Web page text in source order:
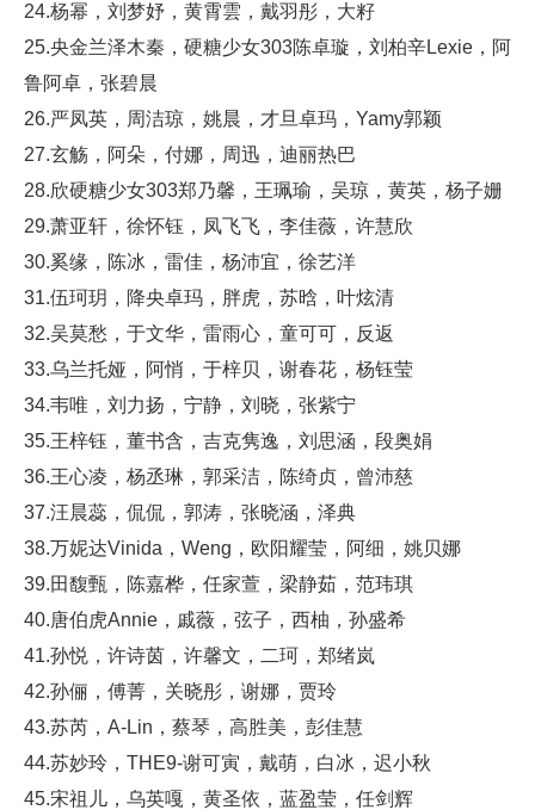
24.杨幂，刘梦妤，黄霄雲，戴羽彤，大籽
25.央金兰泽木秦，硬糖少女303陈卓璇，刘柏辛Lexie，阿
鲁阿卓，张碧晨
26.严凤英，周洁琼，姚晨，才旦卓玛，Yamy郭颖
27.玄觞，阿朵，付娜，周迅，迪丽热巴
28.欣硬糖少女303郑乃馨，王珮瑜，吴琼，黄英，杨子姗
29.萧亚轩，徐怀钰，凤飞飞，李佳薇，许慧欣
30.奚缘，陈冰，雷佳，杨沛宜，徐艺洋
31.伍珂玥，降央卓玛，胖虎，苏晗，叶炫清
32.吴莫愁，于文华，雷雨心，童可可，反返
33.乌兰托娅，阿悄，于梓贝，谢春花，杨钰莹
34.韦唯，刘力扬，宁静，刘晓，张紫宁
35.王梓钰，董书含，吉克隽逸，刘思涵，段奥娟
36.王心凌，杨丞琳，郭采洁，陈绮贞，曾沛慈
37.汪晨蕊，侃侃，郭涛，张晓涵，泽典
38.万妮达Vinida，Weng，欧阳耀莹，阿细，姚贝娜
39.田馥甄，陈嘉桦，任家萱，梁静茹，范玮琪
40.唐伯虎Annie，戚薇，弦子，西柚，孙盛希
41.孙悦，许诗茵，许馨文，二珂，郑绪岚
42.孙俪，傅菁，关晓彤，谢娜，贾玲
43.苏芮，A-Lin，蔡琴，高胜美，彭佳慧
44.苏妙玲，THE9-谢可寅，戴萌，白冰，迟小秋
45.宋祖儿，乌英嘎，黄圣依，蓝盈莹，任剑辉